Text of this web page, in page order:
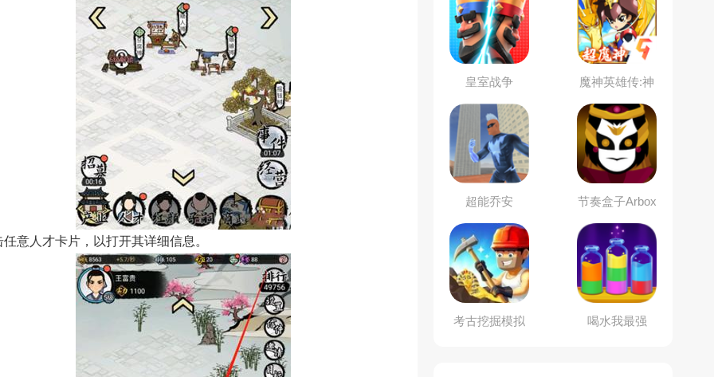
任意人才卡片，以打开其详细信息。
皇室战争
魔神英雄传:神
龙斗士
超能乔安
节奏盒子Arbox
模组
考古挖掘模拟 喝水我最强